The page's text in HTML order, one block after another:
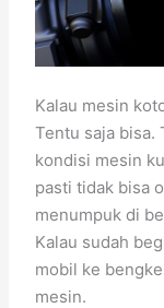
Kalau mesin
Tentu saja bisa.
kondisi mesin
pasti tidak bisa
menumpuk di
Kalau sudah
mobil ke
mesin.